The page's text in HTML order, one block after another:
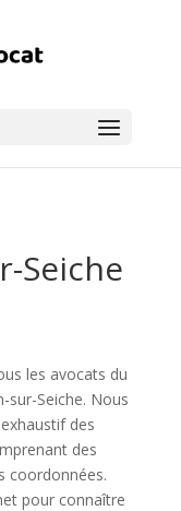
Seiche
les avocats du
Seiche. Nous
des
des
coordonnées.
pour connaître